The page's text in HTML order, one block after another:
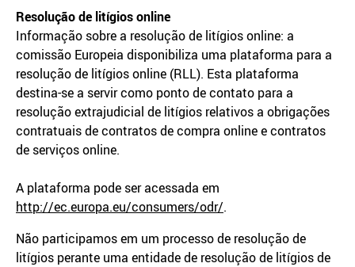
Resolução de litígios online
Informação sobre a resolução de litígios online: a
comissão Europeia disponibiliza uma plataforma para a
resolução de litígios online (RLL). Esta plataforma
destina-se a servir como ponto de contato para a
resolução extrajudicial de litígios relativos a obrigações
contratuais de contratos de compra online e contratos
de serviços online.
A plataforma pode ser acessada em
http://ec.europa.eu/consumers/odr/.
Não participamos em um processo de resolução de
litígios perante uma entidade de resolução de litígios de